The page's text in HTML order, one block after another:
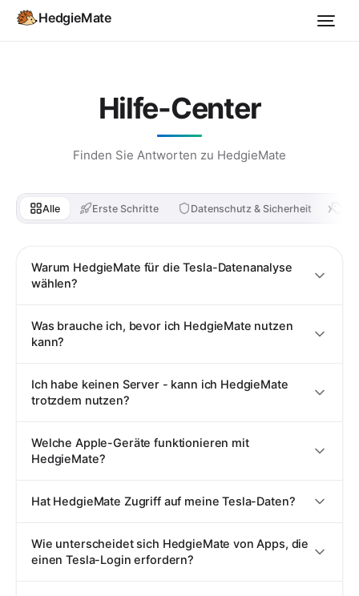
HedgieMate
Hilfe-Center
Finden Sie Antworten zu HedgieMate
Alle Erste Schritte Datenschutz & Sicherheit
Warum HedgieMate für die Tesla-Datenanalyse
wählen?
Was brauche ich, bevor ich HedgieMate nutzen
kann?
Ich habe keinen Server - kann ich HedgieMate
trotzdem nutzen?
Welche Apple-Geräte funktionieren mit
HedgieMate?
Hat HedgieMate Zugriff auf meine Tesla-Daten?
Wie unterscheidet sich HedgieMate von Apps, die
einen Tesla-Login erfordern?